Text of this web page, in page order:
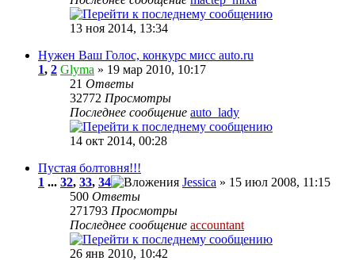
13 ноя 2014, 13:34
Нужен Ваш Голос, конкурс мисс auto.ru
1, 2 Glyma » 19 мар 2010, 10:17
21 Ответы
32772 Просмотры
Последнее сообщение auto_lady
14 окт 2014, 00:28
Пустая болтовня!!!
1 ... 32, 33, 34 Jessica » 15 июл 2008, 11:15
500 Ответы
271793 Просмотры
Последнее сообщение accountant
26 янв 2010, 10:42